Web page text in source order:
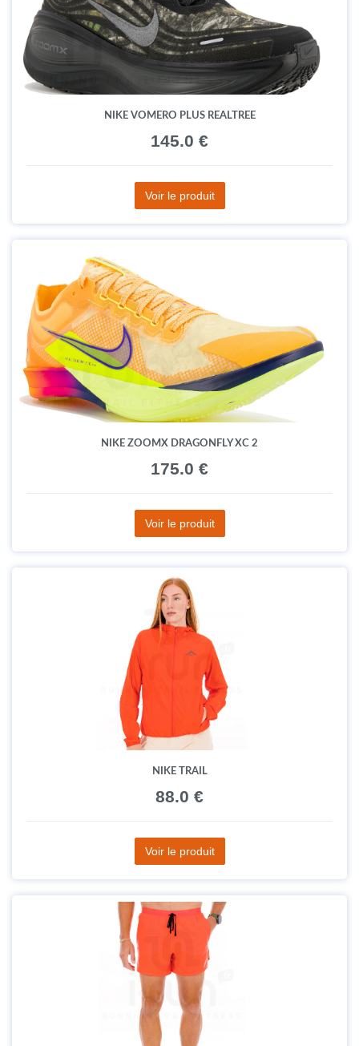
NIKE VOMERO PLUS REALTREE
145.0 €
Voir le produit
NIKE ZOOMX DRAGONFLY XC 2
175.0 €
Voir le produit
NIKE TRAIL
88.0 €
Voir le produit